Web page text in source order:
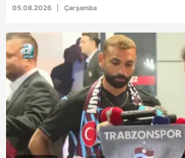
hazırlanmış Aydınlatma Metnimizi
almak için lütfentıklayınız.
05.08.2026 Çarşamba